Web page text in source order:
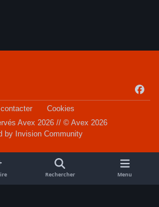
a
o
k
Cookies
Avex 2026 // © Avex 2026
by Invision Community
Rechercher Menu